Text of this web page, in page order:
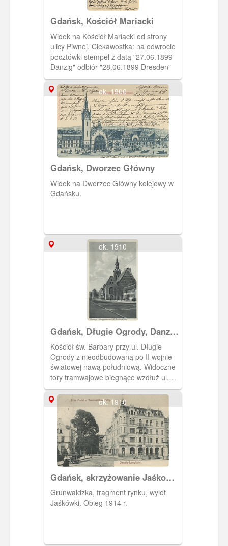
Gdańsk, Kościół Mariacki
Widok na Kościół Mariacki od strony
ulicy Piwnej. Ciekawostka: na odwrocie
pocztówki stempel z datą "27.06.1899
Danzig" odbiór "28.06.1899 Dresden"
ok. 1900
Gdańsk, Dworzec Główny
Widok na Dworzec Główny kolejowy w
Gdańsku.
ok. 1910
Gdańsk, Długie Ogrody, Danzig
Langgarten mit. St.
Barbarakirche
Kościół św. Barbary przy ul. Długie
Ogrody z nieodbudowaną po II wojnie
światowej nawą południową. Widoczne
tory tramwajowe biegnące wzdłuż ul.
Długie Ogrody oraz w głębi, po lewej
stronie Brama Stągiewna.
ok. 1910
Gdańsk, skrzyżowanie Jaśkowej
Doliny z Grunwaldzką.
Grunwaldzka, fragment rynku, wylot
Jaśkówki. Obieg 1914 r.